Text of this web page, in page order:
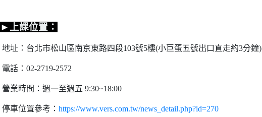
► 上課位置：
地址：台北市松山區南京東路四段103號5樓(小巨蛋五號出口直走約3分鐘)
電話： 02-2719-2572
營業時間：週一至週五 9:30~18:00
停車位置參考： https://www.vers.com.tw/news_detail.php?id=270